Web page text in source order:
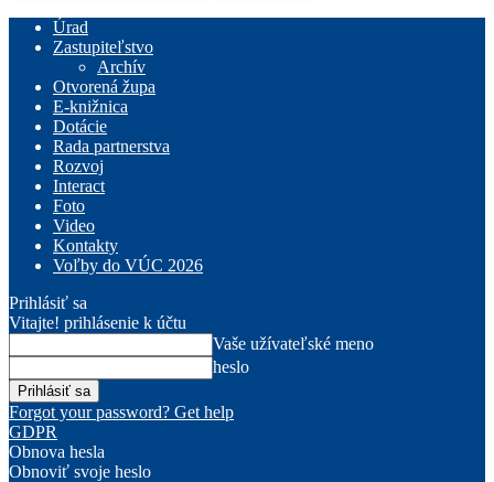
Úrad
Zastupiteľstvo
Archív
Otvorená župa
E-knižnica
Dotácie
Rada partnerstva
Rozvoj
Interact
Foto
Video
Kontakty
Voľby do VÚC 2026
Prihlásiť sa
Vitajte! prihlásenie k účtu
Vaše užívateľské meno
heslo
Forgot your password? Get help
GDPR
Obnova hesla
Obnoviť svoje heslo